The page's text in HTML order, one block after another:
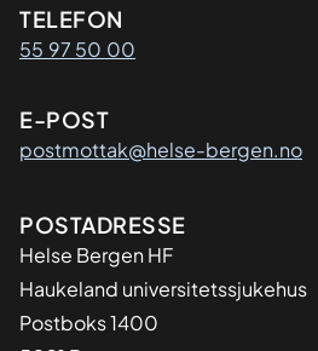
Kontaktinformasjon
TELEFON
55 97 50 00
E-POST
postmottak@helse-bergen.no
Adresse
POSTADRESSE
Helse Bergen HF
Haukeland universitetssjukehus
Postboks 1400